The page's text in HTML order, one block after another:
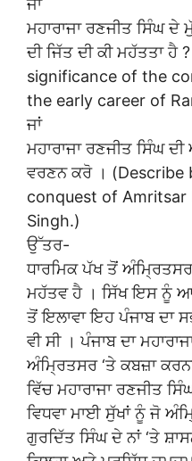
ਜਾਂ
ਮਹਾਰਾਜਾ ਰਣਜੀਤ ਸਿੰਘ
ਦੀ ਜਿੱਤ ਦੀ ਕੀ ਮਹੱਤਤਾ ਹੈ
significance of the
the early career of
ਜਾਂ
ਮਹਾਰਾਜਾ ਰਣਜੀਤ ਸਿੰਘ
ਵਰਣਨ ਕਰੋ । (Describe
conquest of Amritsar
Singh.)
ਉੱਤਰ-
ਧਾਰਮਿਕ ਪੱਖ ਤੋਂ
ਮਹੱਤਵ ਹੈ । ਸਿੱਖ ਇਸ ਨੂੰ
ਤੋਂ ਇਲਾਵਾ ਇਹ ਪੰਜਾਬ ਦਾ
ਵੀ ਸੀ । ਪੰਜਾਬ ਦਾ
ਅੰਮ੍ਰਿਤਸਰ ‘ਤੇ ਕਬਜ਼ਾ
ਵਿੱਚ ਮਹਾਰਾਜਾ ਰਣਜੀਤ
ਵਿਧਵਾ ਮਾਈ ਸੁੱਖਾਂ ਨੂੰ ਜੋ
ਗੁਰਦਿੱਤ ਸਿੰਘ ਦੇ ਨਾਂ ‘ਤੇ